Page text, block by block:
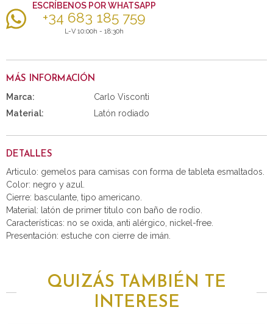
ESCRÍBENOS POR WHATSAPP
+34 683 185 759
L-V 10:00h - 18:30h
MÁS INFORMACIÓN
Marca:
Carlo Visconti
Material:
Latón rodiado
DETALLES
Articulo: gemelos para camisas con forma de tableta esmaltados.
Color: negro y azul.
Cierre: basculante, tipo americano.
Material: latón de primer titulo con baño de rodio.
Características: no se oxida, anti alérgico, nickel-free.
Presentación: estuche con cierre de imán.
QUIZÁS TAMBIÉN TE
INTERESE